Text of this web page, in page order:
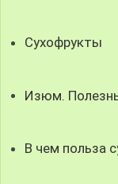
Сухофрукты
Изюм.
В чем польза